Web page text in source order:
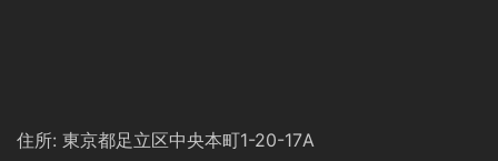
住所: 東京都足立区中央本町1-20-17A